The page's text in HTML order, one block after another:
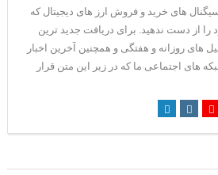
های خرید و فروش ارز های دیجیتال که
می شود را از دست ندهید. برای دریافت جدید ترین
های روزانه و هفتگی و همچنین آخرین اخبار
های اجتماعی ما که در زیر این متن قرار